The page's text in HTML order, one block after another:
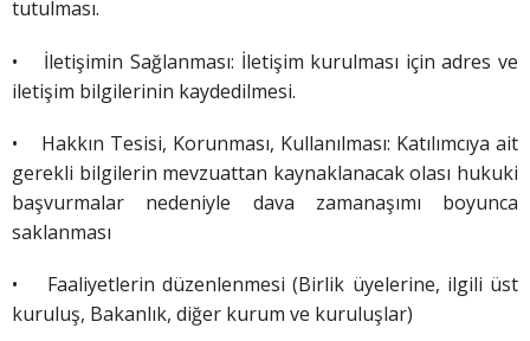
tutulması.
•
İletişimin Sağlanması: İletişim kurulması için adres ve
iletişim bilgilerinin kaydedilmesi.
•
Hakkın Tesisi, Korunması, Kullanılması: Katılımcıya ait
gerekli bilgilerin mevzuattan kaynaklanacak olası hukuki
başvurmalar nedeniyle dava zamanaşımı boyunca
saklanması
• Faaliyetlerin düzenlenmesi (Birlik üyelerine, ilgili üst
kuruluş, Bakanlık, diğer kurum ve kuruluşlar)